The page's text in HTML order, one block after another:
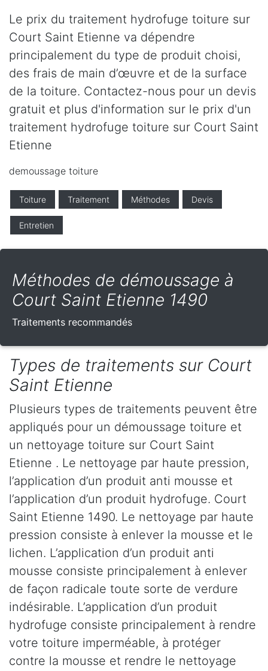
Le prix du traitement hydrofuge toiture sur
Court Saint Etienne va dépendre
principalement du type de produit choisi,
des frais de main d’œuvre et de la surface
de la toiture. Contactez-nous pour un devis
gratuit et plus d'information sur le prix d'un
traitement hydrofuge toiture sur Court Saint
Etienne
demoussage toiture
Toiture Traitement Méthodes Devis
Entretien
Méthodes de démoussage à
Court Saint Etienne 1490
Traitements recommandés
Types de traitements sur Court
Saint Etienne
Plusieurs types de traitements peuvent être
appliqués pour un démoussage toiture et
un nettoyage toiture sur Court Saint
Etienne . Le nettoyage par haute pression,
l’application d’un produit anti mousse et
l’application d’un produit hydrofuge. Court
Saint Etienne 1490. Le nettoyage par haute
pression consiste à enlever la mousse et le
lichen. L’application d’un produit anti
mousse consiste principalement à enlever
de façon radicale toute sorte de verdure
indésirable. L’application d’un produit
hydrofuge consiste principalement à rendre
votre toiture imperméable, à protéger
contre la mousse et rendre le nettoyage